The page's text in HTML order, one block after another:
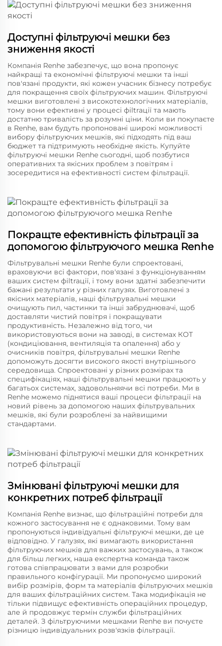
Доступні фільтруючі мешки без
зниження якості
Компанія Renhe забезпечує, що вона пропонує
найкращі та економічні фільтруючі мешки та інші
пов'язані продукти, які кожен учасник бізнесу потребує
для покращення своїх фільтруючих машин. Фільтруючі
мешки виготовлені з високотехнологічних матеріалів,
тому вони ефективні у процесі фіltraції та мають
достатню тривалість за розумні ціни. Коли ви покупаєте
в Renhe, вам будуть пропоновані широкі можливості
вибору фільтруючих мешків, які підходять під ваш
бюджет та підтримують необхідне якість. Купуйте
фільтруючі мешки Renhe сьогодні, щоб позбутися
оперативних та якісних проблем з повітрям і
зосередитися на ефективності систем фільтрації.
Покращте ефективність фільтрації за
допомогою фільтруючого мешка Renhe
Фільтрувальні мешки Renhe були спроектовані,
враховуючи всі фактори, пов'язані з функціонуванням
ваших систем фіltraції, і тому вони здатні забезпечити
бажані результати у різних галузях. Виготовлені з
якісних матеріалів, наші фільтрувальні мешки
очищують пил, частинки та інші забруднювачі, щоб
доставляти чистий повітря і покращувати
продуктивність. Незалежно від того, чи
використовуються вони на заводі, в системах КОТ
(кондиціювання, вентиляція та опалення) або у
очисників повітря, фільтрувальні мешки Renhe
допоможуть досягти високого якості внутрішнього
середовища. Спроектовані у різних розмірах та
специфікаціях, наші фільтрувальні мешки працюють у
багатьох системах, задовольняячи всі потреби. Ми в
Renhe можемо піднятися ваші процеси фільтрації на
новий рівень за допомогою наших фільтрувальних
мешків, які були розроблені за найвищими
стандартами.
Змінювані фільтруючі мешки для
конкретних потреб фільтрації
Компанія Renhe визнає, що фільтраційні потреби для
кожного застосування не є однаковими. Тому вам
пропонуються індивідуальні фільтруючі мешки, де це
відповідно. У галузях, які вимагають використання
фільтруючих мешків для важких застосувань, а також
для більш легких, наша експертна команда також
готова співпрацювати з вами для розробки
правильного конфігурації. Ми пропонуємо широкий
вибір розмірів, форм та матеріалів фільтруючих мешків
для ваших фільтраційних систем. Така модифікація не
тільки підвищує ефективність операційних процедур,
але й продовжує термін служби фільтраційних
деталей. З фільтруючими мешками Renhe ви почуєте
різницю індивідуальних розв'язків фільтрації.